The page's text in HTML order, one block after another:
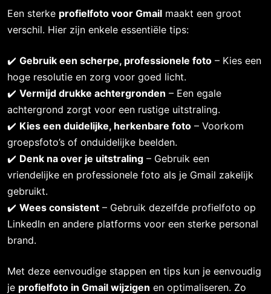
Een sterke profielfoto voor Gmail maakt een groot
verschil. Hier zijn enkele essentiële tips:
✔️ Gebruik een scherpe, professionele foto – Kies een
hoge resolutie en zorg voor goed licht.
✔️ Vermijd drukke achtergronden – Een egale
achtergrond zorgt voor een rustige uitstraling.
✔️ Kies een duidelijke, herkenbare foto – Voorkom
groepsfoto’s of onduidelijke beelden.
✔️ Denk na over je uitstraling – Gebruik een
vriendelijke en professionele foto als je Gmail zakelijk
gebruikt.
✔️ Wees consistent – Gebruik dezelfde profielfoto op
LinkedIn en andere platforms voor een sterke personal
brand.
Met deze eenvoudige stappen en tips kun je eenvoudig
je profielfoto in Gmail wijzigen en optimaliseren. Zo